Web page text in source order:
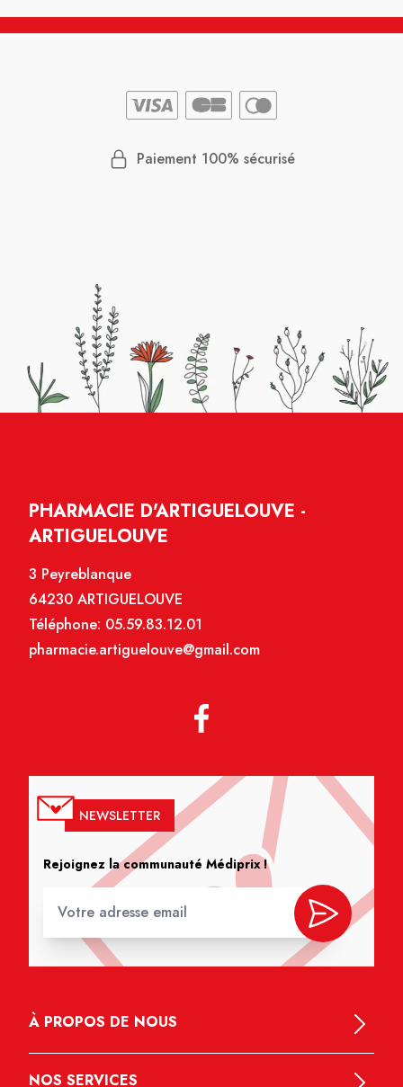
Paiement 100% sécurisé
PHARMACIE D'ARTIGUELOUVE -
ARTIGUELOUVE
3 Peyreblanque
64230 ARTIGUELOUVE
Téléphone: 05.59.83.12.01
pharmacie.artiguelouve@gmail.com
NEWSLETTER
Rejoignez la communauté Médiprix !
À PROPOS DE NOUS
NOS SERVICES